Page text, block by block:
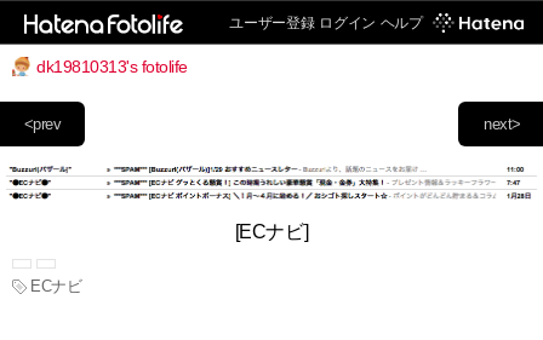
ユーザー登録 ログイン ヘルプ
dk19810313's fotolife
next>
<prev
[ECナビ]
ECナビ